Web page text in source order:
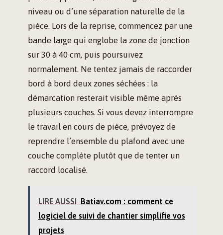
niveau ou d’une séparation naturelle de la
pièce. Lors de la reprise, commencez par une
bande large qui englobe la zone de jonction
sur 30 à 40 cm, puis poursuivez
normalement. Ne tentez jamais de raccorder
bord à bord deux zones séchées : la
démarcation resterait visible même après
plusieurs couches. Si vous devez interrompre
le travail en cours de pièce, prévoyez de
reprendre l’ensemble du plafond avec une
couche complète plutôt que de tenter un
raccord localisé.
LIRE AUSSI Batiav.com : comment ce
logiciel de suivi de chantier simplifie vos
projets